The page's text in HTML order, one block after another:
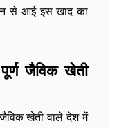
से आई इस खाद का
जैविक खेती
खेती वाले देश में